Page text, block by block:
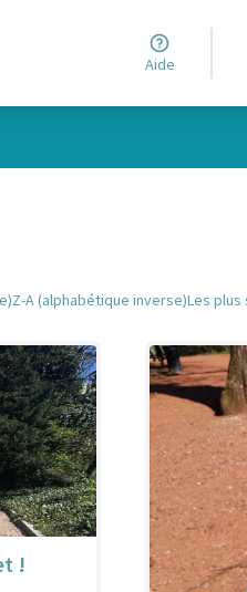
Aide
Z-A (alphabétique inverse)Les plus
!